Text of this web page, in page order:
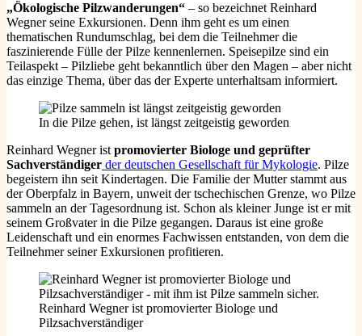
„Ökologische Pilzwanderungen“ – so bezeichnet Reinhard
Wegner seine Exkursionen. Denn ihm geht es um einen
thematischen Rundumschlag, bei dem die Teilnehmer die
faszinierende Fülle der Pilze kennenlernen. Speisepilze sind ein
Teilaspekt – Pilzliebe geht bekanntlich über den Magen – aber nicht
das einzige Thema, über das der Experte unterhaltsam informiert.
In die Pilze gehen, ist längst zeitgeistig geworden
Reinhard Wegner ist promovierter Biologe und geprüfter
Sachverständiger der deutschen Gesellschaft für Mykologie. Pilze
begeistern ihn seit Kindertagen. Die Familie der Mutter stammt aus
der Oberpfalz in Bayern, unweit der tschechischen Grenze, wo Pilze
sammeln an der Tagesordnung ist. Schon als kleiner Junge ist er mit
seinem Großvater in die Pilze gegangen. Daraus ist eine große
Leidenschaft und ein enormes Fachwissen entstanden, von dem die
Teilnehmer seiner Exkursionen profitieren.
Reinhard Wegner ist promovierter Biologe und
Pilzsachverständiger